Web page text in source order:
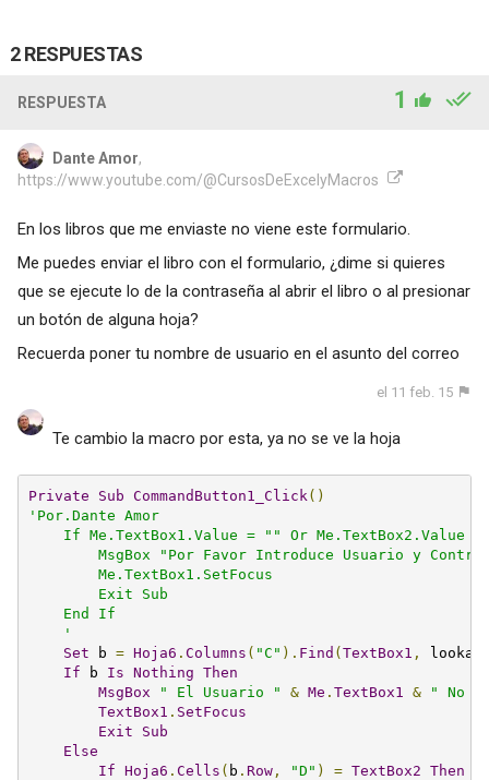
2 RESPUESTAS
RESPUESTA 1
Dante Amor,
https://www.youtube.com/@CursosDeExcelyMacros
En los libros que me enviaste no viene este formulario.
Me puedes enviar el libro con el formulario, ¿dime si quieres
que se ejecute lo de la contraseña al abrir el libro o al presionar
un botón de alguna hoja?
Recuerda poner tu nombre de usuario en el asunto del correo
el 11 feb. 15
Te cambio la macro por esta, ya no se ve la hoja
Private Sub CommandButton1_Click ()
'Por.Dante Amor
If Me.TextBox1.Value = "" Or Me.TextBox2.Value =
MsgBox "Por Favor Introduce Usuario y
Me.TextBox1.SetFocus
Exit Sub
End If
'
Set b = Hoja6 .Columns ( "C" ). Find (TextBox1 , lookat
If b Is Nothing
Then
MsgBox
" El Usuario " & Me .TextBox1 &
" No
TextBox1 . SetFocus
Exit
Sub
Else
If
Hoja6 .Cells ( b . Row , "D" ) = TextBox2
Then